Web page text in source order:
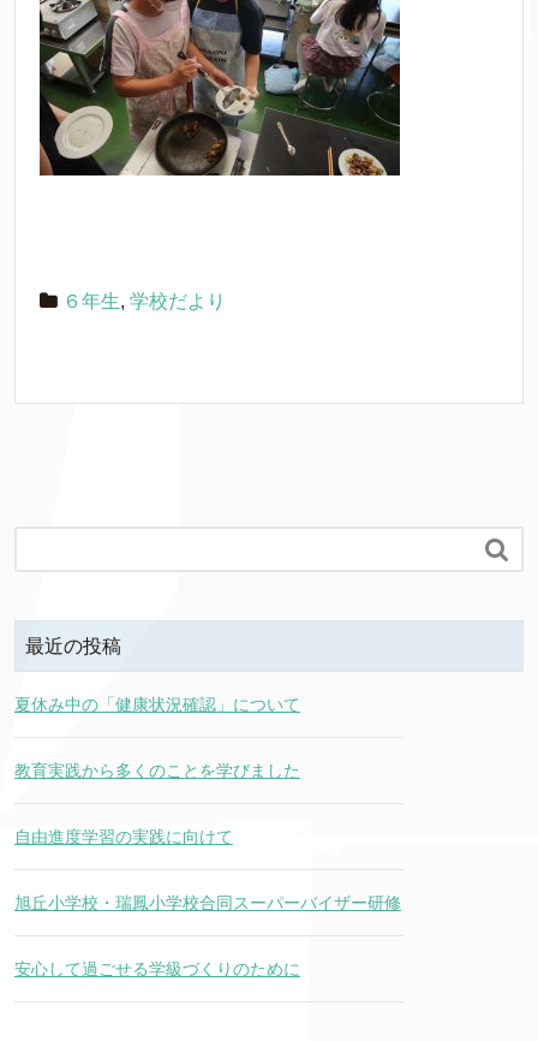
６年生, 学校だより

最近の投稿
夏休み中の「健康状況確認」について
教育実践から多くのことを学びました
自由進度学習の実践に向けて
旭丘小学校・瑞鳳小学校合同スーパーバイザー研修
安心して過ごせる学級づくりのために